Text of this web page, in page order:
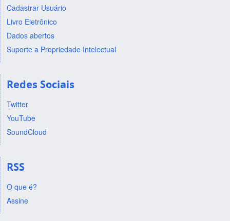
Cadastrar Usuário
Livro Eletrônico
Dados abertos
Suporte a Propriedade Intelectual
Redes Sociais
Twitter
YouTube
SoundCloud
RSS
O que é?
Assine